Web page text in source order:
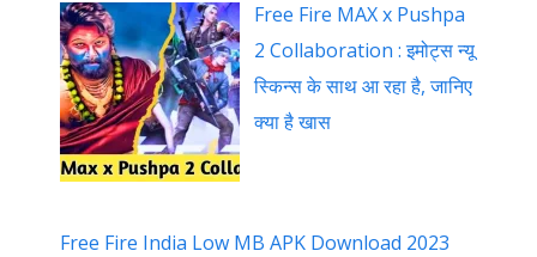
Free Fire MAX x Pushpa
2 Collaboration : इमोट्स न्यू
स्किन्स के साथ आ रहा है, जानिए
क्या है खास
Free Fire India Low MB APK Download 2023